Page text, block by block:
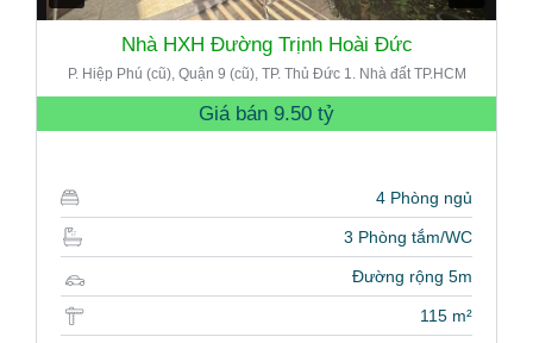
Nhà HXH Đường Trịnh Hoài Đức
P. Hiệp Phú (cũ), Quận 9 (cũ), TP. Thủ Đức 1. Nhà đất TP.HCM
Giá bán 9.50 tỷ
4 Phòng ngủ
3 Phòng tắm/WC
Đường rộng 5m
115 m²